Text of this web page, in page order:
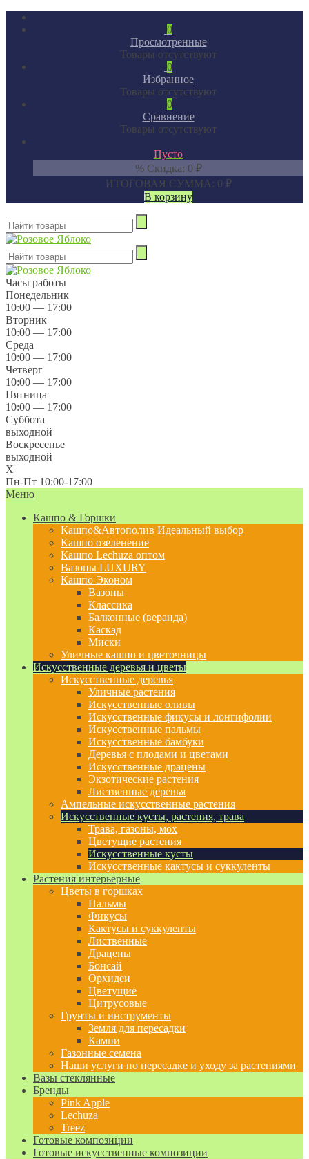
0
Просмотренные
Товары отсутствуют
0
Избранное
Товары отсутствуют
0
Сравнение
Товары отсутствуют
Пусто
% Скидка: 0 ₽
ИТОГОВАЯ СУММА: 0 ₽
В корзину
Часы работы
Понедельник
10:00 — 17:00
Вторник
10:00 — 17:00
Среда
10:00 — 17:00
Четверг
10:00 — 17:00
Пятница
10:00 — 17:00
Суббота
выходной
Воскресенье
выходной
X
Пн-Пт 10:00-17:00
Меню
Кашпо & Горшки
Кашпо&Автополив Идеальный выбор
Кашпо озеленение
Кашпо Lechuza оптом
Вазоны LUXURY
Кашпо Эконом
Вазоны
Классика
Балконные (веранда)
Каскад
Миски
Уличные кашпо и цветочницы
Искусственные деревья и цветы
Искусственные деревья
Уличные растения
Искусственные оливы
Искусственные фикусы и лонгифолии
Искусственные пальмы
Искусственные бамбуки
Деревья с плодами и цветами
Искусственные драцены
Экзотические растения
Лиственные деревья
Ампельные искусственные растения
Искусственные кусты, растения, трава
Трава, газоны, мох
Цветущие растения
Искусственные кусты
Искусственные кактусы и суккуленты
Растения интерьерные
Цветы в горшках
Пальмы
Фикусы
Кактусы и суккуленты
Лиственные
Драцены
Бонсай
Орхидеи
Цветущие
Цитрусовые
Грунты и инструменты
Земля для пересадки
Камни
Газонные семена
Наши услуги по пересадке и уходу за растениями
Вазы стеклянные
Бренды
Pink Apple
Lechuza
Treez
Готовые композиции
Готовые искусственные композиции